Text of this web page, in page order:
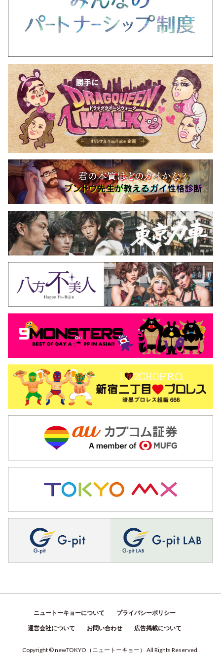
ニュートーキョーについて プライバシーポリシー
運営会社について お問い合わせ 広告掲載について
Copyright © newTOKYO （ ニュートーキョー ） All Rights Reserved.